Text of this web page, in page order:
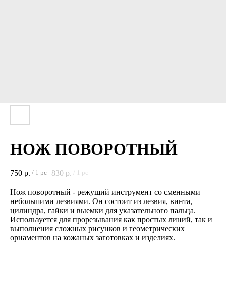
НОЖ ПОВОРОТНЫЙ
750 р. / 1 pc 830 р. / 1 pc
Нож поворотный - режущий инструмент со сменными
небольшими лезвиями. Он состоит из лезвия, винта,
цилиндра, гайки и выемки для указательного пальца.
Используется для прорезывания как простых линий, так и
выполнения сложных рисунков и геометрических
орнаментов на кожаных заготовках и изделиях.